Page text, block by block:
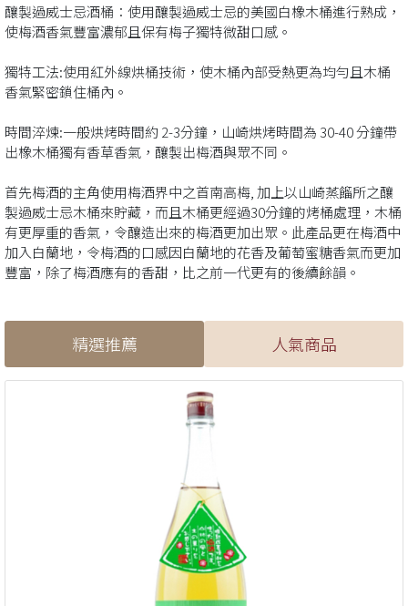
釀製過威士忌酒桶：使用釀製過威士忌的美國白橡木桶進行熟成，
使梅酒香氣豐富濃郁且保有梅子獨特微甜口感。
獨特工法:使用紅外線烘桶技術，使木桶內部受熱更為均勻且木桶
香氣緊密鎖住桶內。
時間淬煉:一般烘烤時間約 2-3分鐘，山崎烘烤時間為 30-40 分鐘帶
出橡木桶獨有香草香氣，釀製出梅酒與眾不同。
首先梅酒的主角使用梅酒界中之首南高梅, 加上以山崎蒸餾所之釀
製過威士忌木桶來貯藏，而且木桶更經過30分鐘的烤桶處理，木桶
有更厚重的香氣，令釀造出來的梅酒更加出眾。此產品更在梅酒中
加入白蘭地，令梅酒的口感因白蘭地的花香及葡萄蜜糖香氣而更加
豐富，除了梅酒應有的香甜，比之前一代更有的後續餘韻。
精選推薦 人氣商品